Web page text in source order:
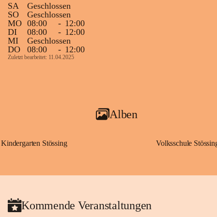
SA
Geschlossen
SO
Geschlossen
MO 08:00 - 12:00
DI
08:00 - 12:00
MI
Geschlossen
DO
08:00 - 12:00
Zuletzt bearbeitet: 11.04.2025
Alben
Kindergarten Stössing Volksschule
Kommende Veranstaltungen